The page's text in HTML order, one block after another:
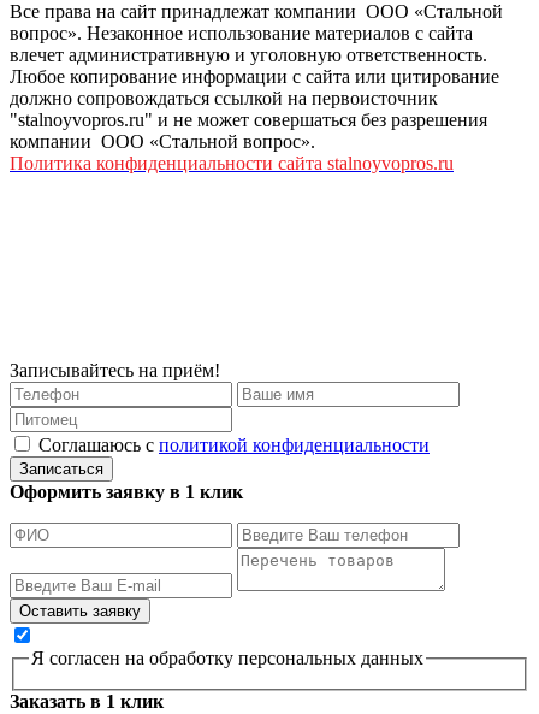
Все права на сайт принадлежат компании ООО «Стальной
вопрос». Незаконное использование материалов с сайта
влечет административную и уголовную ответственность.
Любое копирование информации с сайта или цитирование
должно сопровождаться ссылкой на первоисточник
"stalnoyvopros.ru" и не может совершаться без разрешения
компании ООО «Стальной вопрос».
Политика конфиденциальности сайта stalnoyvopros.ru
Записывайтесь на приём!
Соглашаюсь с политикой конфиденциальности
Записаться
Оформить заявку в 1 клик
Я согласен на обработку персональных данных
Заказать в 1 клик